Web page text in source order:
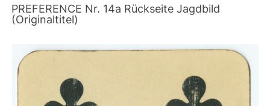
PREFERENCE Nr. 14a Rückseite Jagdbild
(Originaltitel)